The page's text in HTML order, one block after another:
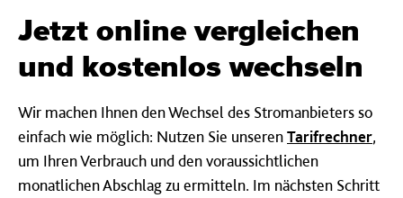
Jetzt online vergleichen
und kostenlos wechseln
Wir machen Ihnen den Wechsel des Stromanbieters so
einfach wie möglich: Nutzen Sie unserenTarifrechner,
um Ihren Verbrauch und den voraussichtlichen
monatlichen Abschlag zu ermitteln. Im nächsten Schritt